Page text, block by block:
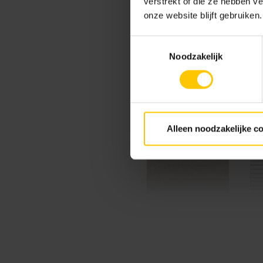
onze website blijft gebruiken.
Noodzakelijk
Alleen noodzakelijke